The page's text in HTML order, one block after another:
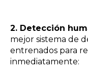
2. Detección
mejor sistema de
entrenados para
inmediatamente: